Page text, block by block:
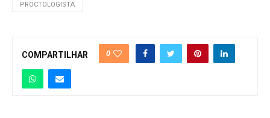
PROCTOLOGISTA
COMPARTILHAR 0